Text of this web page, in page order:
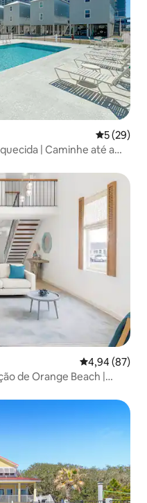
5 de uma
5 (29)
| Caminhe até a
hóspedes
4,94 de uma
4,94 (87)
de Orange Beach |
hóspedes